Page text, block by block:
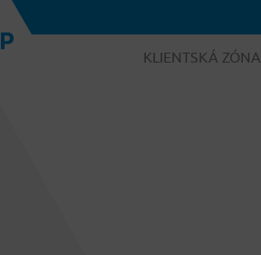
KLIENTSKÁ ZÓNA